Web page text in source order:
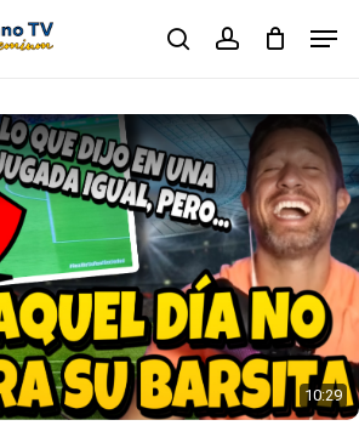
searchaccount
10:29